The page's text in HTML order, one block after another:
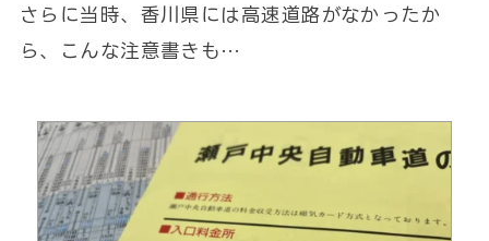
さらに当時、香川県には高速道路がなかったか
ら、こんな注意書きも…